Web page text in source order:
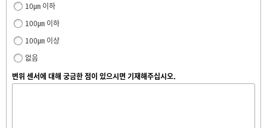
10㎛ 이하
100㎛ 이하
100㎛ 이상
없음
변위 센서에 대해 궁금한 점이 있으시면 기재해주십시오.